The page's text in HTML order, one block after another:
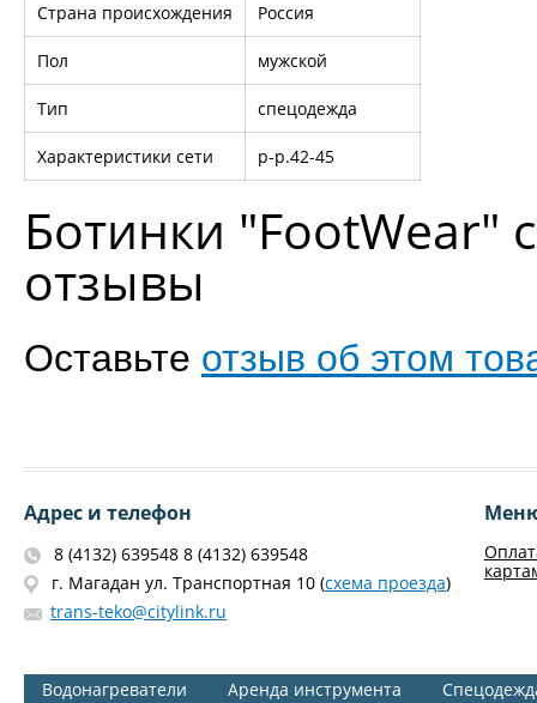
Страна происхождения Россия
Пол мужской
Тип спецодежда
Характеристики сети р-р.42-45
Ботинки "FootWear"
отзывы
Оставьте отзыв об этом
Адрес и телефон
8 (4132) 639548 8 (4132) 639548
г. Магадан ул. Транспортная 10 (схема проезда)
trans-teko@citylink.ru
Водонагреватели Аренда инструмента